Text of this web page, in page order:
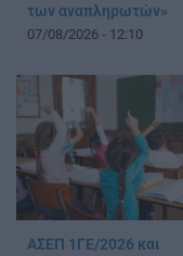
των αναπληρωτών»
07/08/2026 - 12:10
ΑΣΕΠ 1ΓΕ/2026 και